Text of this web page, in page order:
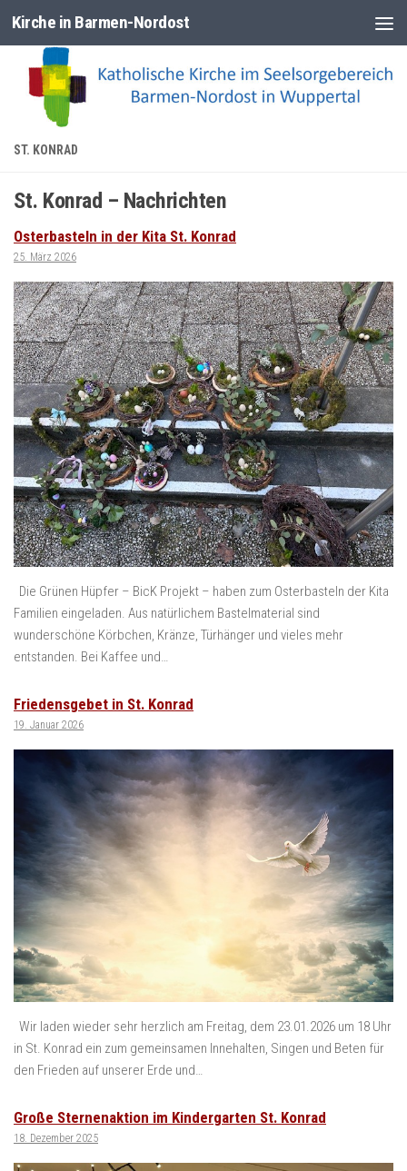
Zum Inhalt springen
Kirche in Barmen-Nordost
ST. KONRAD
St. Konrad – Nachrichten
Osterbasteln in der Kita St. Konrad
25. März 2026
Die Grünen Hüpfer – BicK Projekt – haben zum Osterbasteln der Kita
Familien eingeladen. Aus natürlichem Bastelmaterial sind
wunderschöne Körbchen, Kränze, Türhänger und vieles mehr
entstanden. Bei Kaffee und…
Friedensgebet in St. Konrad
19. Januar 2026
Wir laden wieder sehr herzlich am Freitag, dem 23.01.2026 um 18 Uhr
in St. Konrad ein zum gemeinsamen Innehalten, Singen und Beten für
den Frieden auf unserer Erde und…
Große Sternenaktion im Kindergarten St. Konrad
18. Dezember 2025